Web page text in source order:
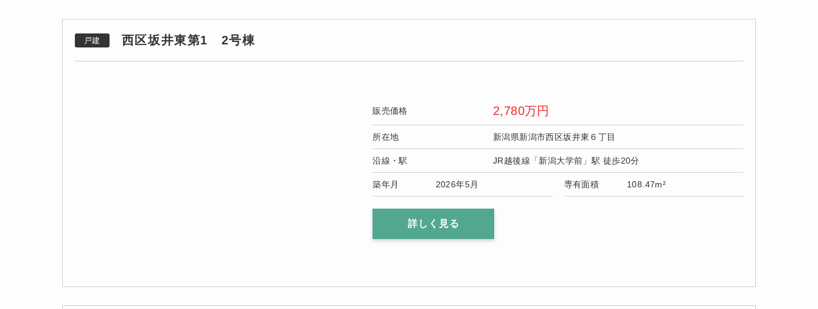
戸建 西区坂井東第1 2号棟
販売価格 2,780万円
所在地 新潟県新潟市西区坂井東６丁目
沿線・駅 JR越後線「新潟大学前」駅 徒歩20分
築年月 2026年5月 専有面積 108.47m²
詳しく見る